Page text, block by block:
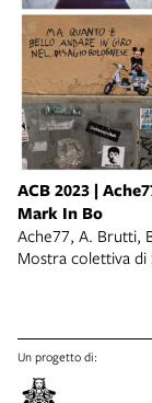
ACB 2023 |
Mark In Bo
Ache77, A. Brutti,
Mostra colettiva
Un progetto di: